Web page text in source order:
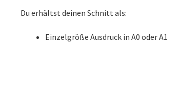
Du erhältst deinen Schnitt als:
Einzelgröße Ausdruck in A0 oder A1